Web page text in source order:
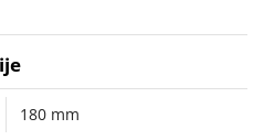
180 mm